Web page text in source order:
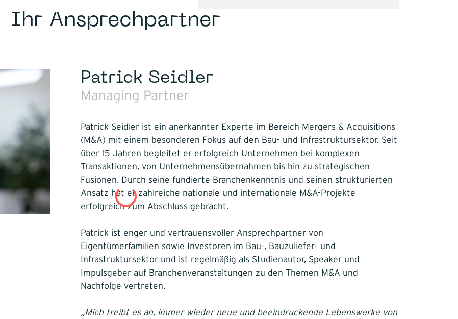
Ihr Ansprechpartner
Patrick Seidler
Managing Partner
Patrick Seidler ist ein anerkannter Experte im Bereich Mergers & Acquisitions
(M&A) mit einem besonderen Fokus auf den Bau- und Infrastruktursektor. Seit
über 15 Jahren begleitet er erfolgreich Unternehmen bei komplexen
Transaktionen, von Unternehmensübernahmen bis hin zu strategischen
Fusionen. Durch seine fundierte Branchenkenntnis und seinen strukturierten
Ansatz hat er zahlreiche nationale und internationale M&A-Projekte
erfolgreich zum Abschluss gebracht.
Patrick ist enger und vertrauensvoller Ansprechpartner von
Eigentümerfamilien sowie Investoren im Bau-, Bauzuliefer- und
Infrastruktursektor und ist regelmäßig als Studienautor, Speaker und
Impulsgeber auf Branchenveranstaltungen zu den Themen M&A und
Nachfolge vertreten.
„Mich treibt es an, immer wieder neue und beeindruckende Lebenswerke von